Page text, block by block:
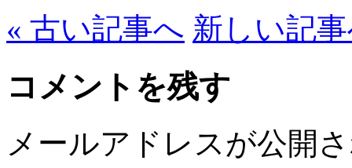
« 古い記事へ 新しい記
コメントを残す
メールアドレスが公開